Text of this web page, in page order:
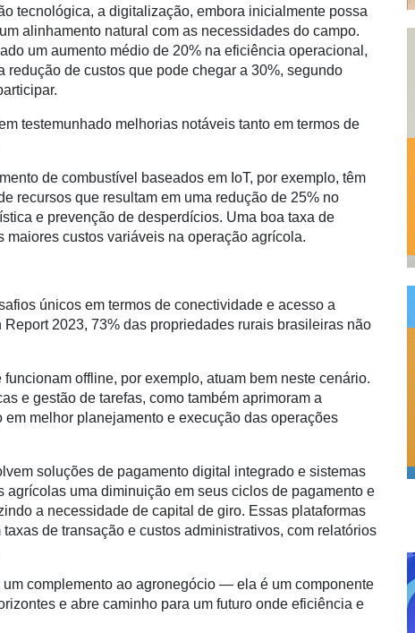
tecnológica, a digitalização, embora inicialmente possa
alinhamento natural com as necessidades do campo.
um aumento médio de 20% na eficiência operacional,
de custos que pode chegar a 30%, segundo
testemunhado melhorias notáveis tanto em termos de
de combustível baseados em IoT, por exemplo, têm
recursos que resultam em uma redução de 25% no
e prevenção de desperdícios. Uma boa taxa de
custos variáveis na operação agrícola.
únicos em termos de conectividade e acesso a
2023, 73% das propriedades rurais brasileiras não
offline, por exemplo, atuam bem neste cenário.
e gestão de tarefas, como também aprimoram a
melhor planejamento e execução das operações
soluções de pagamento digital integrado e sistemas
uma diminuição em seus ciclos de pagamento e
a necessidade de capital de giro. Essas plataformas
de transação e custos administrativos, com relatórios
complemento ao agronegócio — ela é um componente
e abre caminho para um futuro onde eficiência e